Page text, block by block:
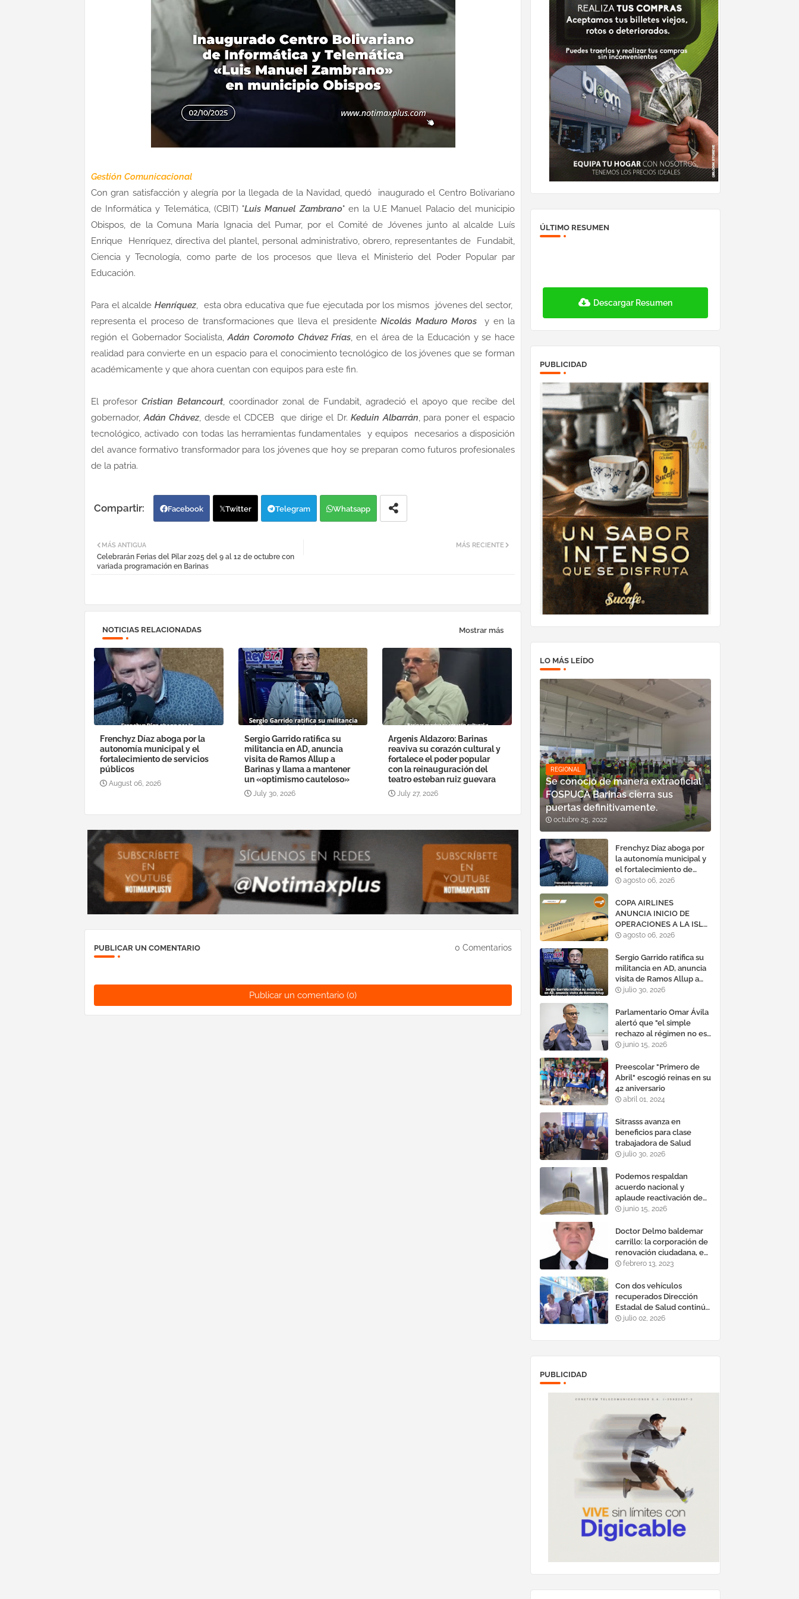
Gestión Comunicacional
Con gran satisfacción y alegría por la llegada de la Navidad, quedó inaugurado el Centro Bolivariano
de Informática y Telemática, (CBIT) "Luis Manuel Zambrano" en la U.E Manuel Palacio del municipio
Obispos, de la Comuna María Ignacia del Pumar, por el Comité de Jóvenes junto al alcalde Luís
Enrique Henríquez, directiva del plantel, personal administrativo, obrero, representantes de Fundabit,
Ciencia y Tecnología, como parte de los procesos que lleva el Ministerio del Poder Popular par
Educación.
Para el alcaldeHenríquez, esta obra educativa que fue ejecutada por los mismos jóvenes del sector,
representa el proceso de transformaciones que lleva el presidenteNicolás Maduro Moros
y en la
región el Gobernador Socialista,Adán Coromoto Chávez Frías, en el área de la Educación y se hace
realidad para convierte en un espacio para el conocimiento tecnológico de los jóvenes que se forman
académicamente y que ahora cuentan con equipos para este fin.
El profesor Cristian Betancourt, coordinador zonal de Fundabit, agradeció el apoyo que recibe del
gobernador,Adán Chávez, desde el CDCEB que dirige el Dr.Keduin Albarrán, para poner el espacio
tecnológico, activado con todas las herramientas fundamentales y equipos necesarios a disposición
del avance formativo transformador para los jóvenes que hoy se preparan como futuros profesionales
de la patria.
Facebook Twitter Telegram Whatsapp
MÁS RECIENTE
MÁS ANTIGUA
Celebrarán Ferias del Pilar 2025 del 9 al 12 de octubre con
variada programación en Barinas
NOTICIAS RELACIONADAS Mostrar más
Frenchyz Díaz aboga por la
autonomía municipal y el
fortalecimiento de servicios
públicos
August 06, 2026
Sergio Garrido ratifica su
militancia en AD, anuncia
visita de Ramos Allup a
Barinas y llama a mantener
un «optimismo cauteloso»
July 30, 2026
Argenis Aldazoro: Barinas
reaviva su corazón cultural y
fortalece el poder popular
con la reinauguración del
teatro esteban ruiz guevara
July 27, 2026
PUBLICAR UN COMENTARIO 0 Comentarios
Publicar un comentario (0)
ÚLTIMO RESUMEN
Descargar Resumen
PUBLICIDAD
LO MÁS LEÍDO
REGIONAL
Se conoció de manera extraoficial
FOSPUCA Barinas cierra sus
puertas definitivamente.
octubre 25, 2022
Frenchyz Díaz aboga por
la autonomía municipal y
el fortalecimiento de
servicios públicos
agosto 06, 2026
COPA AIRLINES
ANUNCIA INICIO DE
OPERACIONES A LA ISLA
DE MARGARITA,
agosto 06, 2026
Sergio Garrido ratifica su
militancia en AD, anuncia
visita de Ramos Allup a
Barinas y llama a
cauteloso»
julio 30, 2026
Parlamentario Omar Ávila
alertó que "el simple
rechazo al régimen no es
suficiente para lograr un
efectivo"
junio 15, 2026
Preescolar "Primero de
Abril" escogió reinas en su
42 aniversario
abril 01, 2024
Sitrasss avanza en
beneficios para clase
trabajadora de Salud
julio 30, 2026
Podemos respaldan
acuerdo nacional y
aplaude reactivación de
Tocoma con la
megavatios al sistema
eléctrico nacional
junio 15, 2026
Doctor Delmo baldemar
carrillo: la corporación de
renovación ciudadana, es
un banco mundial de
febrero 13, 2023
Con dos vehículos
recuperados Dirección
Estadal de Salud continúa
plan de refacción de su
julio 02, 2026
PUBLICIDAD